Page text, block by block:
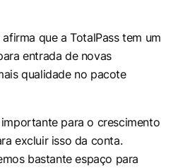
que a TotalPass tem um
entrada de novas
qualidade no pacote
para o crescimento
excluir isso da conta.
bastante espaço para